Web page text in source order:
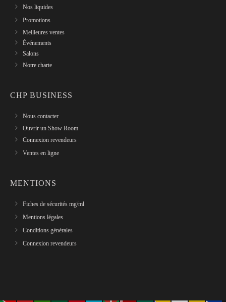
Nos liquides
Promotions
Meilleures ventes
Événements
Salons
Notre charte
CHP BUSINESS
Nous contacter
Ouvrir un Show Room
Connexion revendeurs
Ventes en ligne
MENTIONS
Fiches de sécurités mg/ml
Mentions légales
Conditions générales
Connexion revendeurs